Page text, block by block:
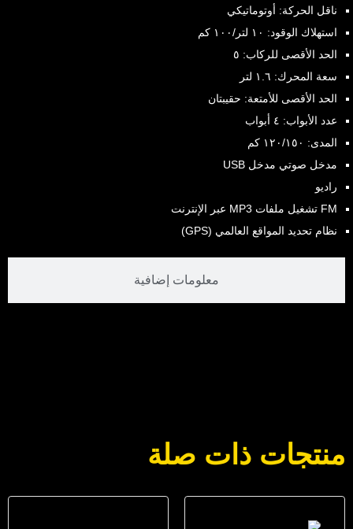
معلومات إضافية
ناقل الحركة: أوتوماتيكي
استهلاك الوقود: ١٠ لتر/١٠٠ كم
الحد الأقصى للركاب: ٥
سعة المحرك: ١.٦ لتر
الحد الأقصى للأمتعة: حقيبتان
عدد الأبواب: ٤ أبواب
المدى: ١٢٠/١٥٠ كم
مدخل صوتي مدخل USB
راديو
FM تشغيل ملفات MP3 عبر الإنترنت
نظام تحديد المواقع العالمي (GPS)
منتجات ذات صلة